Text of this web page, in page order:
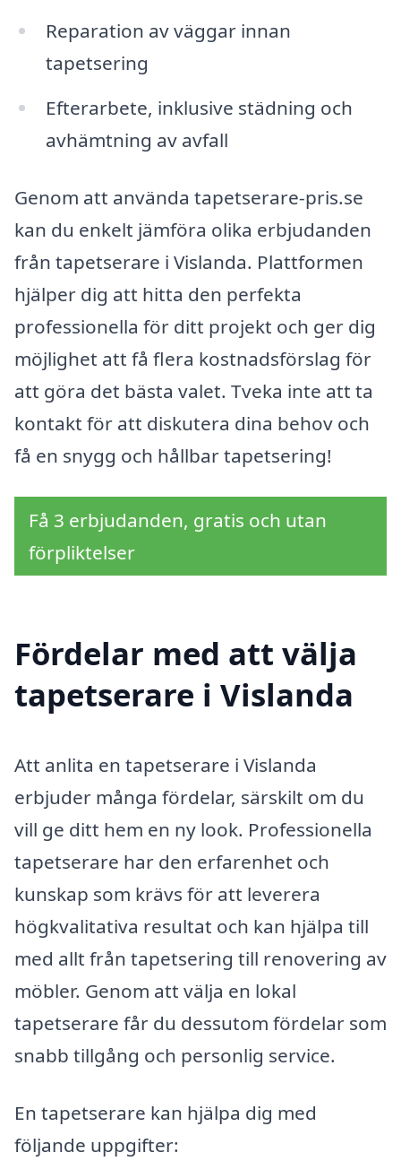
Reparation av väggar innan
tapetsering
Efterarbete, inklusive städning och
avhämtning av avfall
Genom att använda tapetserare-pris.se
kan du enkelt jämföra olika erbjudanden
från tapetserare i Vislanda. Plattformen
hjälper dig att hitta den perfekta
professionella för ditt projekt och ger dig
möjlighet att få flera kostnadsförslag för
att göra det bästa valet. Tveka inte att ta
kontakt för att diskutera dina behov och
få en snygg och hållbar tapetsering!
Få 3 erbjudanden, gratis och utan
förpliktelser
Fördelar med att välja
tapetserare i Vislanda
Att anlita en tapetserare i Vislanda
erbjuder många fördelar, särskilt om du
vill ge ditt hem en ny look. Professionella
tapetserare har den erfarenhet och
kunskap som krävs för att leverera
högkvalitativa resultat och kan hjälpa till
med allt från tapetsering till renovering av
möbler. Genom att välja en lokal
tapetserare får du dessutom fördelar som
snabb tillgång och personlig service.
En tapetserare kan hjälpa dig med
följande uppgifter: